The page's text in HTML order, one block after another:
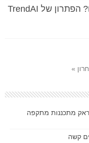
»
מתכננות מתקפה
קשה